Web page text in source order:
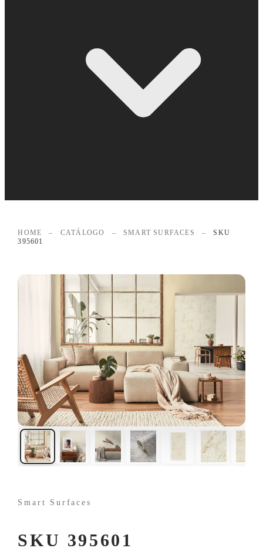
HOME – CATÁLOGO – SMART SURFACES –
SKU
395601
Smart Surfaces
SKU 395601